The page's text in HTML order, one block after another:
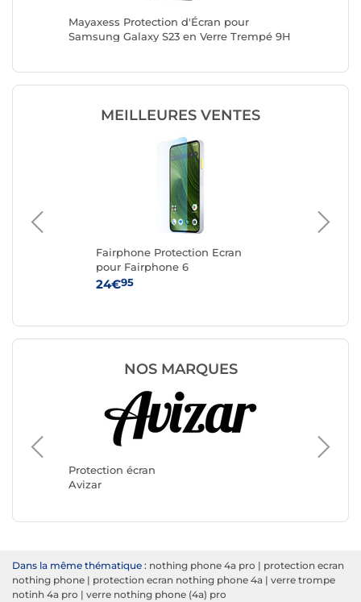
Mayaxess Protection d'Écran pour
Samsung Galaxy S23 en Verre Trempé 9H
MEILLEURES VENTES
Fairphone Protection Ecran
pour Fairphone 6
24€95
NOS MARQUES
Protection écran
Avizar
3mk
Dans la même thématique : nothing phone 4a pro | protection ecran
nothing phone | protection ecran nothing phone 4a | verre trompe
notinh 4a pro | verre nothing phone (4a) pro